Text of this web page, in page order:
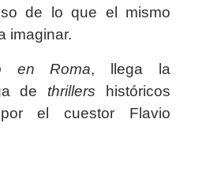
de lo que el mismo
imaginar.
en Roma, llega la
de thrillers
históricos
por el cuestor Flavio